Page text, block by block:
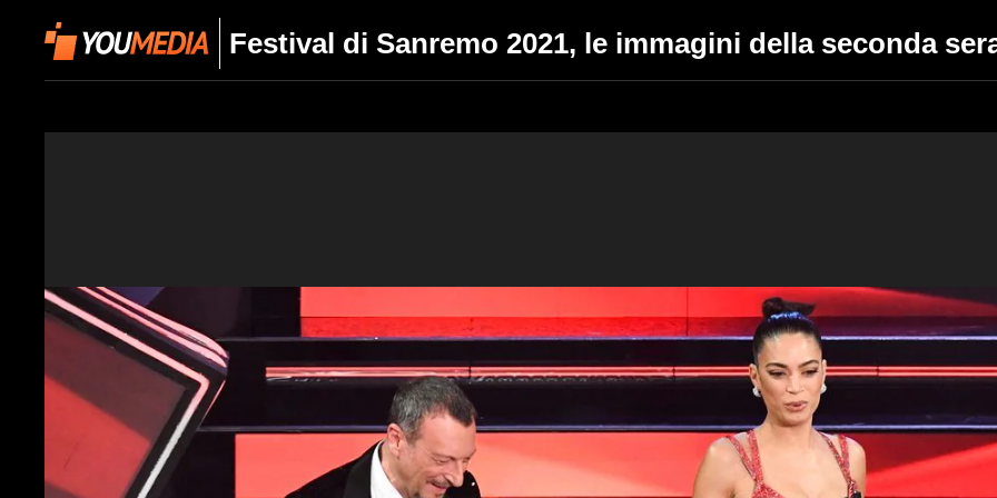
Festival di Sanremo 2021, le immagini della seconda